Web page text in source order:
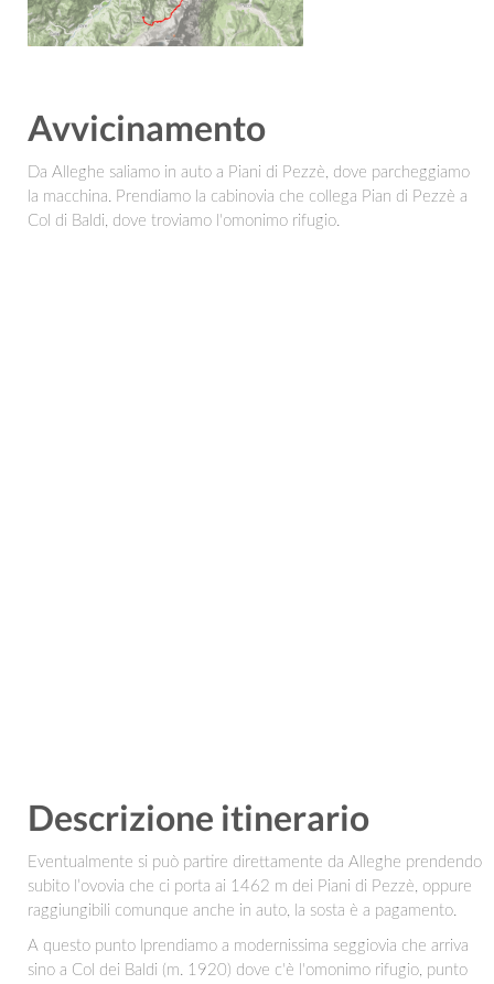
Avvicinamento
Da Alleghe saliamo in auto a Piani di Pezzè, dove parcheggiamo
la macchina. Prendiamo la cabinovia che collega Pian di Pezzè a
Col di Baldi, dove troviamo l'omonimo rifugio.
Descrizione itinerario
Eventualmente si può partire direttamente da Alleghe prendendo
subito l’ovovia che ci porta ai 1462 m dei Piani di Pezzè, oppure
raggiungibili comunque anche in auto, la sosta è a pagamento.
A questo punto lprendiamo a modernissima seggiovia che arriva
sino a Col dei Baldi (m. 1920) dove c'è l'omonimo rifugio, punto